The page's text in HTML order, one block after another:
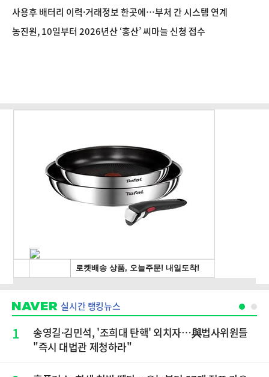
사용후 배터리 이력·거래정보 한곳에…부처 간 시스템 연계
농진원, 10일부터 2026년산 ‘홍산’ 씨마늘 신청 접수
실시간 랭킹뉴스
1
송영길·김민석, '조희대 탄핵' 외치자…與법사위원들
"즉시 대법관 제청하라"